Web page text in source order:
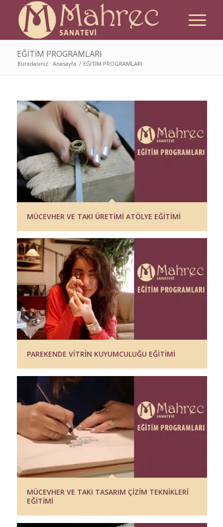
EĞİTİM PROGRAMLARI
Buradasınız: Anasayfa / EĞİTİM PROGRAMLARI
MÜCEVHER VE TAKI ÜRETİMİ ATÖLYE EĞİTİMİ
PAREKENDE VİTRİN KUYUMCULUĞU EĞİTİMİ
MÜCEVHER VE TAKI TASARIM ÇİZİM TEKNİKLERİ
EĞİTİMİ